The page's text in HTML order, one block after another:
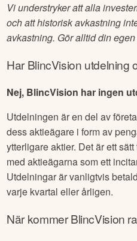
Vi understryker att alla
och att historisk avkastning
avkastning. Gör alltid din
HarBlincVision utdelning
Nej, BlincVision har ingen
Utdelningen är en del av
dess aktieägare i form av
ytterligare aktier. Det är ett
med aktieägarna som ett
Utdelningar är vanligtvis
varje kvartal eller årligen.
När kommerBlincVision